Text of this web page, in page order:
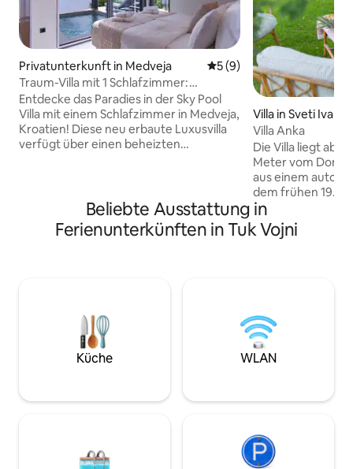
Privatunterkunft in Medveja Durchschnittliche
5 (9)
Traum-Villa mit 1 Schlafzimmer:
beheizter Pool, Whirlpool und Sauna!
Entdecke das Paradies in der Sky Pool
Villa mit einem Schlafzimmer in Medveja,
Kroatien! Diese neu erbaute Luxusvilla
verfügt über einen beheizten
auf der weitläufigen Terrasse. Im
Inneren genießt du eine voll
ausgestattete Küche, ein gemütliches
Erinnerungen. Buche jetzt für die
ultimative Auszeit!
Villa in Sveti Ivan
Villa Anka
Die Villa liegt
Meter vom Dorf
aus einem
dem frühen 19.
neuen Teil, der
dominiert wird,
Hauses mit dem
Hauses misst
jahrhundertealte
der Sonne bieten
Ihnen zwei
Beliebte Ausstattung in
Ferienunterkünften in Tuk Vojni
Küche WLAN